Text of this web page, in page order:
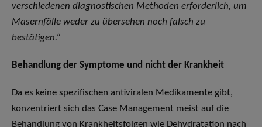
verschiedenen diagnostischen Methoden erforderlich, um
Masernfälle weder zu übersehen noch falsch zu
bestätigen.“
Behandlung der Symptome und nicht der Krankheit
Da es keine spezifischen antiviralen Medikamente gibt,
konzentriert sich das Case Management meist auf die
Behandlung von Krankheitsfolgen wie Dehydratation nach